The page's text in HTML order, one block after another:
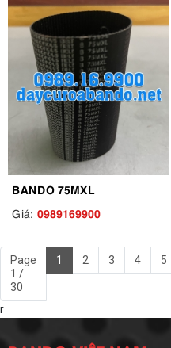
BANDO 75MXL
Giá: 0989169900
Page
1 /
30
1 2 3 4 5
r